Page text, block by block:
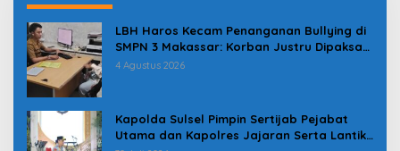
LBH Haros Kecam Penanganan Bullying di
SMPN 3 Makassar: Korban Justru Dipaksa
Pindah
4 Agustus 2026
Kapolda Sulsel Pimpin Sertijab Pejabat
Utama dan Kapolres Jajaran Serta Lantik